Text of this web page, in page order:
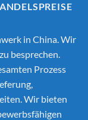
in China. Wir
besprechen.
Prozess
Wir bieten